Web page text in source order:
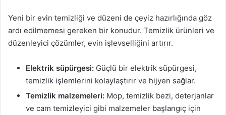
Yeni bir evin temizliği ve düzeni de çeyiz hazırlığında göz
ardı edilmemesi gereken bir konudur. Temizlik ürünleri ve
düzenleyici çözümler, evin işlevselliğini artırır.
Elektrik süpürgesi: Güçlü bir elektrik süpürgesi,
temizlik işlemlerini kolaylaştırır ve hijyen sağlar.
Temizlik malzemeleri: Mop, temizlik bezi, deterjanlar
ve cam temizleyici gibi malzemeler başlangıç için